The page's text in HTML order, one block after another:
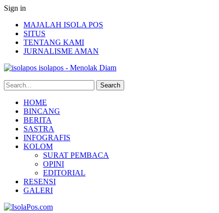
Sign in
MAJALAH ISOLA POS
SITUS
TENTANG KAMI
JURNALISME AMAN
isolapos - Menolak Diam
HOME
BINCANG
BERITA
SASTRA
INFOGRAFIS
KOLOM
SURAT PEMBACA
OPINI
EDITORIAL
RESENSI
GALERI